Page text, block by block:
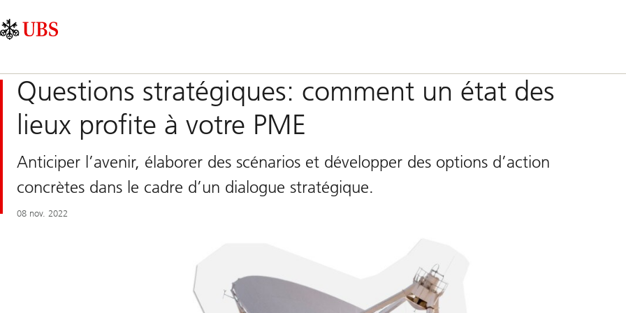
Area
principale
Questions stratégiques: comment un état des
lieux profite à votre PME
Anticiper l’avenir, élaborer des scénarios et développer des options d’action
concrètes dans le cadre d’un dialogue stratégique.
08 nov. 2022